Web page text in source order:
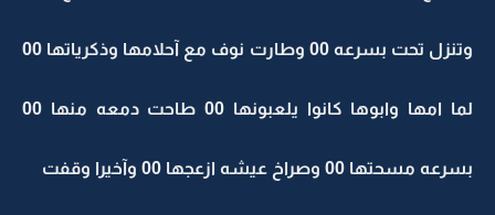
وتنزل تحت بسرعه 00 وطارت نوف مع آحلامها وذكرياتها 00
لما امها وابوها كانوا يلعبونها 00 طاحت دمعه منها 00
بسرعه مسحتها 00 وصراخ عيشه ازعجها 00 وآخيرا وقفت